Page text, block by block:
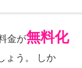
金が無料化
ょう。 しか